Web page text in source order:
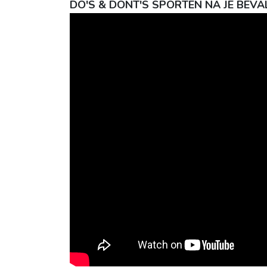
DO'S & DONT'S SPORTEN NA JE